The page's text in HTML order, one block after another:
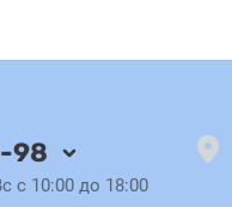
98
с 10:00 до 18:00